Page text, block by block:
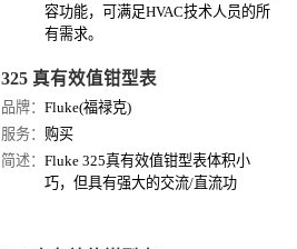
容功能，可满足HVAC技术人员的所
有需求。
325 真有效值钳型表
品牌：Fluke(福禄克)
服务： 购买
简述：Fluke 325真有效值钳型表体积小
巧，但具有强大的交流/直流功